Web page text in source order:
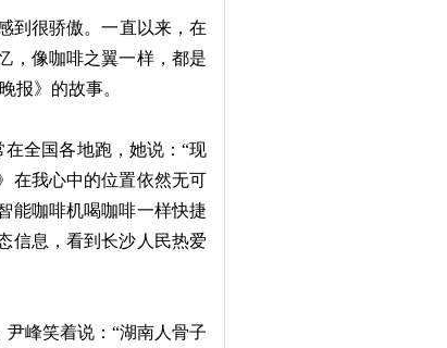
到很骄傲。一直以来，在
，像咖啡之翼一样，都是
报》的故事。
全国各地跑，她说：“现
在我心中的位置依然无可
能咖啡机喝咖啡一样快捷
信息，看到长沙人民热爱
峰笑着说：“湖南人骨子